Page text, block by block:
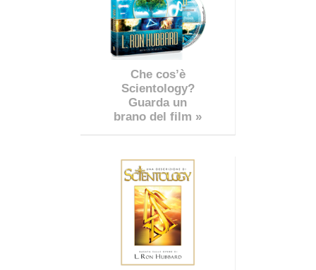
Che cos’è
Scientology?
Guarda un
brano del film »